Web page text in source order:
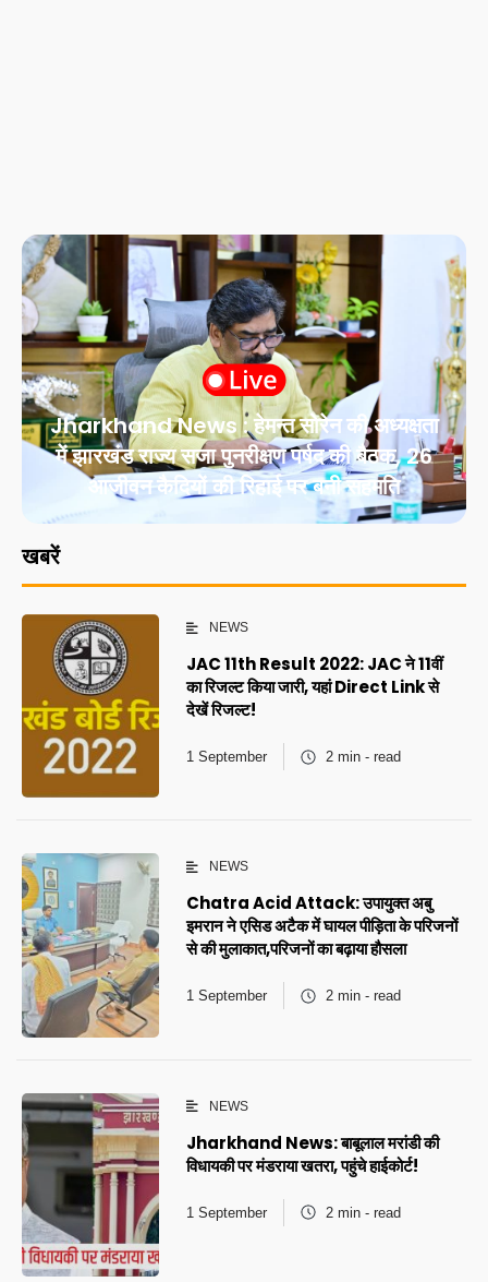
Jharkhand News : हेमन्त सोरेन की अध्यक्षता
में झारखंड राज्य सजा पुनरीक्षण पर्षद की बैठक, 26
आजीवन कैदियों की रिहाई पर बनी सहमति
खबरें
NEWS
JAC 11th Result 2022: JAC ने 11वीं
का रिजल्ट किया जारी, यहां Direct Link से
देखें रिजल्ट!
1 September 2 min - read
NEWS
Chatra Acid Attack: उपायुक्त अबु
इमरान ने एसिड अटैक में घायल पीड़िता के परिजनों
से की मुलाकात,परिजनों का बढ़ाया हौसला
1 September 2 min - read
NEWS
Jharkhand News: बाबूलाल मरांडी की
विधायकी पर मंडराया खतरा, पहुंचे हाईकोर्ट!
1 September 2 min - read